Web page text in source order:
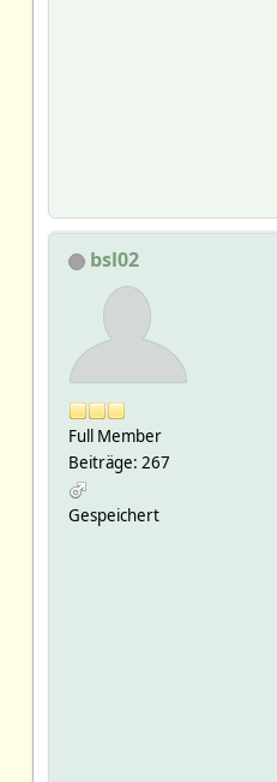
bsl02
Full Member
Beiträge: 267
Gespeichert